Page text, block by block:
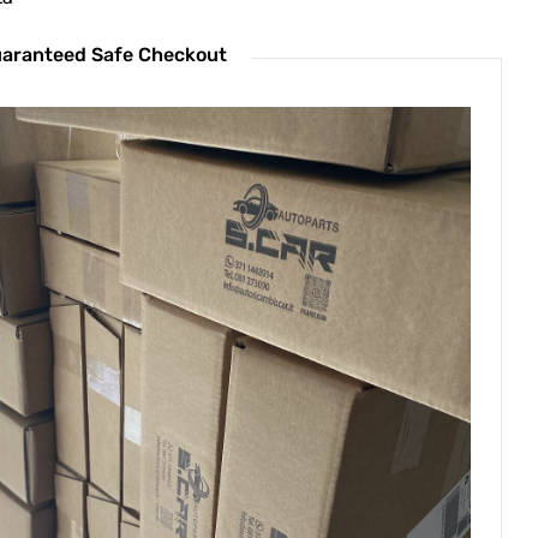
Safe Checkout